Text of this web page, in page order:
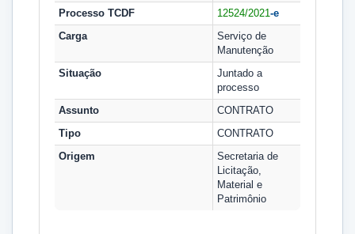
Processo TCDF
12524/2021-e
Carga
Serviço de
Manutenção
Situação
Juntado a
processo
Assunto
CONTRATO
Tipo
CONTRATO
Origem
Secretaria de
Licitação,
Material e
Patrimônio